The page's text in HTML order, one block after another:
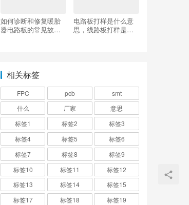
如何诊断和修复暖胎
器电路板的常见故
电路板打样是什么意
思，线路板打样是什
相关标签
FPC pcb
smt
什么
厂家
意思
标签1
标签2
标签3
标签4
标签5
标签6
标签7
标签8
标签9
标签10
标签11
标签12
标签13
标签14
标签15
标签17
标签18 标签19